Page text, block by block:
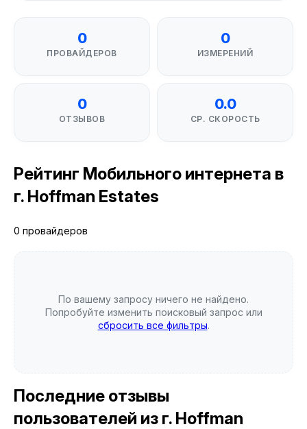
0
ПРОВАЙДЕРОВ
0
ИЗМЕРЕНИЙ
0
ОТЗЫВОВ
0.0
СР. СКОРОСТЬ
Рейтинг Мобильного интернета в
г. Hoffman Estates
0 провайдеров
По вашему запросу ничего не найдено.
Попробуйте изменить поисковый запрос или
сбросить все фильтры.
Последние отзывы
пользователей из г. Hoffman